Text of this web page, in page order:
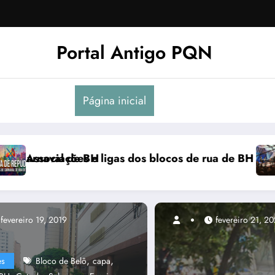
Portal Antigo PQN
Página inicial
em nota de repúdio
Rocknights lança a primeira parte do DVD
Bloco de Belô,capa,
fevereiro 19, 2019